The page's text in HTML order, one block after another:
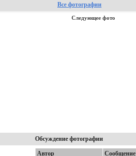
Все фотографии
Следующее фото
Обсуждение фотографии
Автор Сообщение